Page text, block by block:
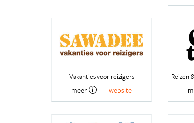
Vakanties voor reizigers
meer website
Reizen